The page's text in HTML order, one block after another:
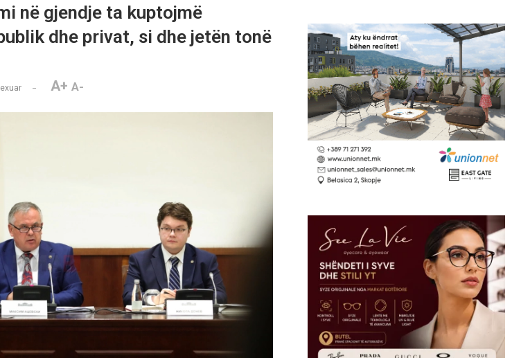
në gjendje ta kuptojmë
dhe privat, si dhe jetën tonë
A+ A-